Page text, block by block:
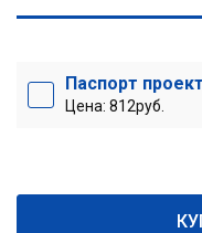
Паспорт
Цена: 812руб.